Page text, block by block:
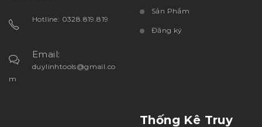
Hotline: 0328.819.819
Email:
duylinhtools@gmail.co
m
Sản Phẩm
Đăng ký
Thống Kê Truy